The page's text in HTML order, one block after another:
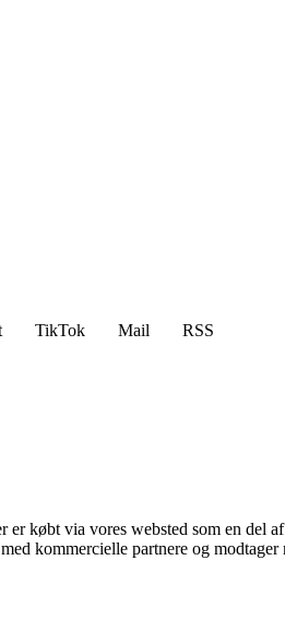
TikTok Mail
RSS
købt via vores websted som en del
kommercielle partnere og